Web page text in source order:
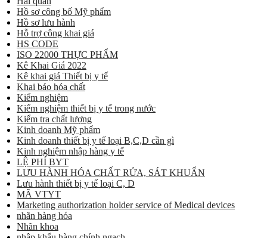
Hồ sơ công bố Mỹ phẩm
Hồ sơ lưu hành
Hỗ trợ công khai giá
HS CODE
ISO 22000 THỰC PHẨM
Kê Khai Giá 2022
Kê khai giá Thiết bị y tế
Khai báo hóa chất
Kiểm nghiệm
Kiểm nghiệm thiết bị y tế trong nước
Kiểm tra chất lượng
Kinh doanh Mỹ phẩm
Kinh doanh thiết bị y tế loại B,C,D cần gì
Kinh nghiệm nhập hàng y tế
LỆ PHÍ BYT
LƯU HÀNH HÓA CHẤT RỬA, SÁT KHUẨN
Lưu hành thiết bị y tế loại C, D
MÃ VTYT
Marketing authorization holder service of Medical devices
nhãn hàng hóa
Nhãn khoa